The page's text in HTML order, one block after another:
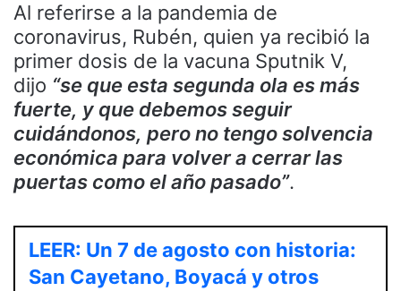
Al referirse a la pandemia de
coronavirus, Rubén, quien ya recibió la
primer dosis de la vacuna Sputnik V,
dijo “se que esta segunda ola es más
fuerte, y que debemos seguir
cuidándonos, pero no tengo solvencia
económica para volver a cerrar las
puertas como el año pasado”.
LEER: Un 7 de agosto con historia:
San Cayetano, Boyacá y otros